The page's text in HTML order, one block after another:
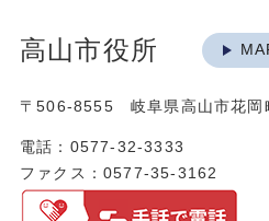
高山市役所
〒506-8555 岐阜県高山市花
電話：0577-32-3333
ファクス：0577-35-3162